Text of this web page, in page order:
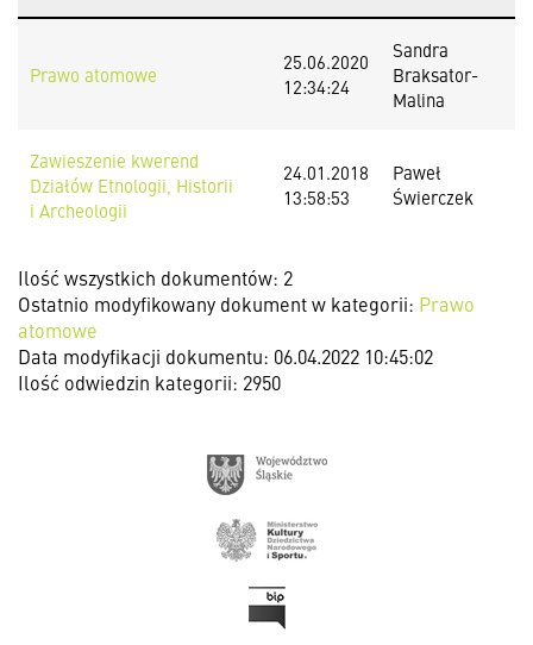
Prawo atomowe
25.06.2020
12:34:24
Sandra
Braksator-
Malina
Zawieszenie kwerend
Działów Etnologii, Historii
i Archeologii
24.01.2018
13:58:53
Paweł
Świerczek
Ilość wszystkich dokumentów: 2
Ostatnio modyfikowany dokument w kategorii: Prawo
atomowe
Data modyfikacji dokumentu: 06.04.2022 10:45:02
Ilość odwiedzin kategorii: 2950